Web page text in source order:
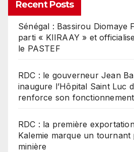
Recent Posts
Sénégal : Bassirou Diomaye
parti « KIIRAAY » et
le PASTEF
RDC : le gouverneur Jean
inaugure l’Hôpital Saint Luc
renforce son fonctionnement
RDC : la première
Kalemie marque un
minière